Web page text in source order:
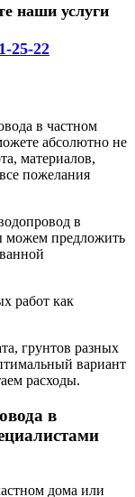
наши услуги
25-22
в частном
абсолютно не
материалов,
пожелания
в
можем предложить
работ как
грунтов разных
вариант
расходы.
в
дома или